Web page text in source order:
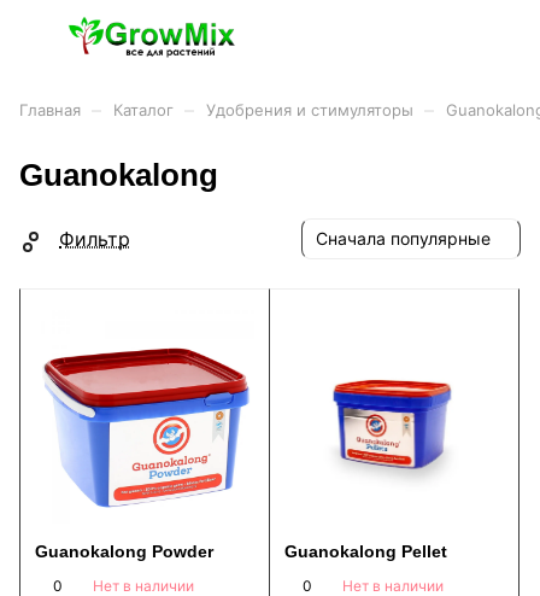
Главная Каталог Удобрения и стимуляторы
Guanokalong
Фильтр Сначала популярные
Guanokalong Powder
0 Нет в наличии
Guanokalong Pellet
0 Нет в наличии